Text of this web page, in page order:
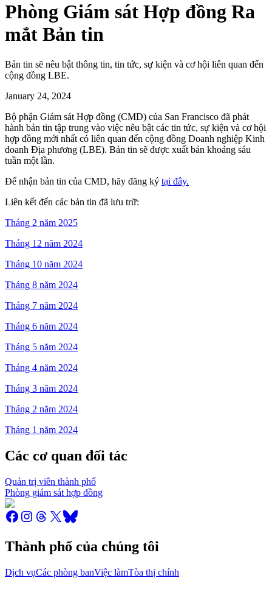
Phòng Giám sát Hợp đồng Ra
mắt Bản tin
Bản tin sẽ nêu bật thông tin, tin tức, sự kiện và cơ hội liên quan đến
cộng đồng LBE.
January 24, 2024
Bộ phận Giám sát Hợp đồng (CMD) của San Francisco đã phát
hành bản tin tập trung vào việc nêu bật các tin tức, sự kiện và cơ hội
hợp đồng mới nhất có liên quan đến cộng đồng Doanh nghiệp Kinh
doanh Địa phương (LBE). Bản tin sẽ được xuất bản khoảng sáu
tuần một lần.
Để nhận bản tin của CMD, hãy đăng ký tại đây.
Liên kết đến các bản tin đã lưu trữ:
Tháng 2 năm 2025
Tháng 12 năm 2024
Tháng 10 năm 2024
Tháng 8 năm 2024
Tháng 7 năm 2024
Tháng 6 năm 2024
Tháng 5 năm 2024
Tháng 4 năm 2024
Tháng 3 năm 2024
Tháng 2 năm 2024
Tháng 1 năm 2024
Các cơ quan đối tác
Quản trị viên thành phố
Phòng giám sát hợp đồng
Thành phố của chúng tôi
Dịch vụCác phòng banViệc làmTòa thị chính